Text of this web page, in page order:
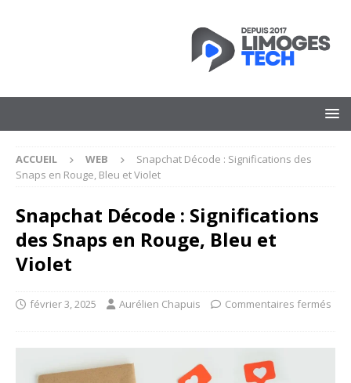
ACCUEIL WEB
Snapchat Décode : Significations des
Snaps en Rouge, Bleu et Violet
Snapchat Décode : Significations
des Snaps en Rouge, Bleu et
Violet
février 3, 2025 Aurélien Chapuis Commentaires fermés